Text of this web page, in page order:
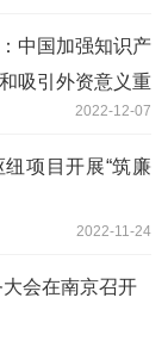
中国加强知识产
吸引外资意义重
2022-12-07
项目开展“筑廉
2022-11-24
会在南京召开